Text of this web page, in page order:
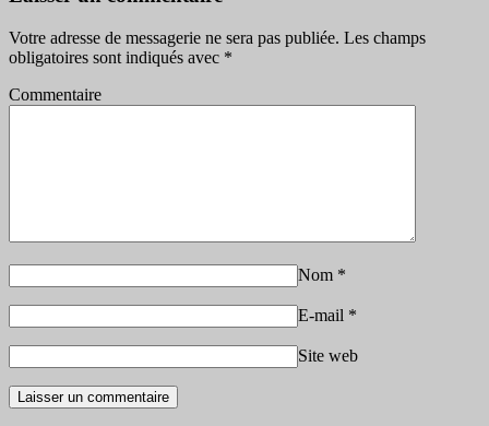
Votre adresse de messagerie ne sera pas publiée. Les champs
obligatoires sont indiqués avec *
Commentaire
Nom *
E-mail *
Site web